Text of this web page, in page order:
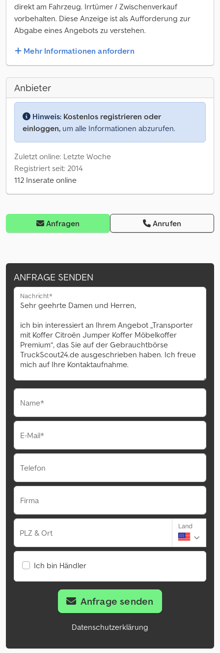
direkt am Fahrzeug. Irrtümer / Zwischenverkauf
vorbehalten. Diese Anzeige ist als Aufforderung zur
Abgabe eines Angebots zu verstehen.
Mehr Informationen anfordern
Anbieter
Hinweis: Kostenlos registrieren oder
einloggen, um alle Informationen abzurufen.
Zuletzt online: Letzte Woche
Registriert seit: 2014
112 Inserate online
Anfragen Anrufen
ANFRAGE SENDEN
Nachricht*
Name*
E-Mail*
Telefon
Firma
PLZ & Ort
Land
Ich bin Händler
Anfrage senden
Datenschutzerklärung